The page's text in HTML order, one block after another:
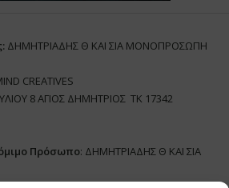
ΔΗΜΗΤΡΙΑΔΗΣ Θ ΚΑΙ ΣΙΑ ΜΟΝΟΠΡΟΣΩΠΗ
CREATIVES
8 ΑΓΙΟΣ ΔΗΜΗΤΡΙΟΣ ΤΚ 17342
Πρόσωπο: ΔΗΜΗΤΡΙΑΔΗΣ Θ ΚΑΙ ΣΙΑ